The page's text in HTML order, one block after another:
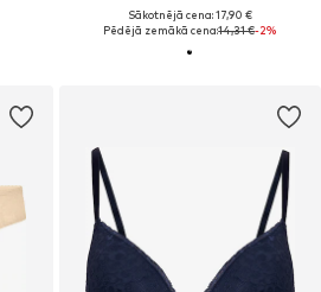
Sākotnējā cena: 17,90 €
Pēdējā zemākā cena:14,31 €-2%